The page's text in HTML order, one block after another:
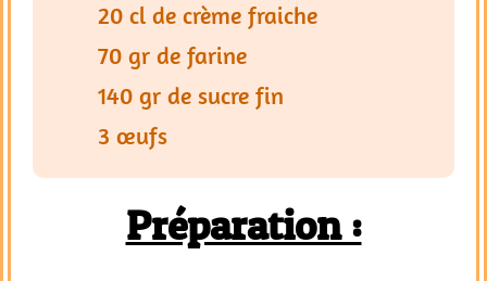
20 cl de crème fraiche
70 gr de farine
140 gr de sucre fin
3 œufs
Préparation :